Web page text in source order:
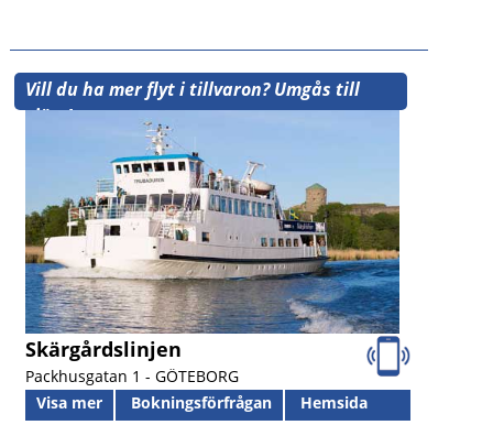
Vill du ha mer flyt i tillvaron? Umgås till
sjöss!
Skärgårdslinjen
Packhusgatan 1 - GÖTEBORG
Visa mer
Bokningsförfrågan
Hemsida